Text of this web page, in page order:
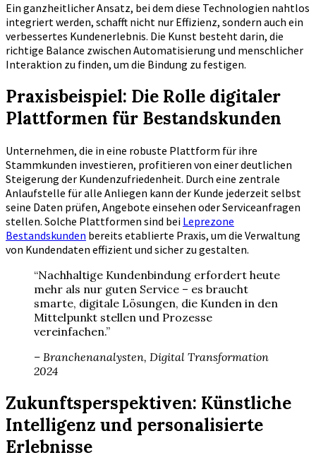
Ein ganzheitlicher Ansatz, bei dem diese Technologien nahtlos
integriert werden, schafft nicht nur Effizienz, sondern auch ein
verbessertes Kundenerlebnis. Die Kunst besteht darin, die
richtige Balance zwischen Automatisierung und menschlicher
Interaktion zu finden, um die Bindung zu festigen.
Praxisbeispiel: Die Rolle digitaler
Plattformen für Bestandskunden
Unternehmen, die in eine robuste Plattform für ihre
Stammkunden investieren, profitieren von einer deutlichen
Steigerung der Kundenzufriedenheit. Durch eine zentrale
Anlaufstelle für alle Anliegen kann der Kunde jederzeit selbst
seine Daten prüfen, Angebote einsehen oder Serviceanfragen
stellen. Solche Plattformen sind bei Leprezone
Bestandskunden bereits etablierte Praxis, um die Verwaltung
von Kundendaten effizient und sicher zu gestalten.
“Nachhaltige Kundenbindung erfordert heute
mehr als nur guten Service – es braucht
smarte, digitale Lösungen, die Kunden in den
Mittelpunkt stellen und Prozesse
vereinfachen.”
– Branchenanalysten, Digital Transformation
2024
Zukunftsperspektiven: Künstliche
Intelligenz und personalisierte
Erlebnisse